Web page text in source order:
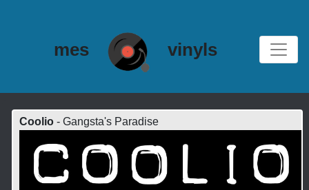
mes vinyls
Coolio- Gangsta's Paradise